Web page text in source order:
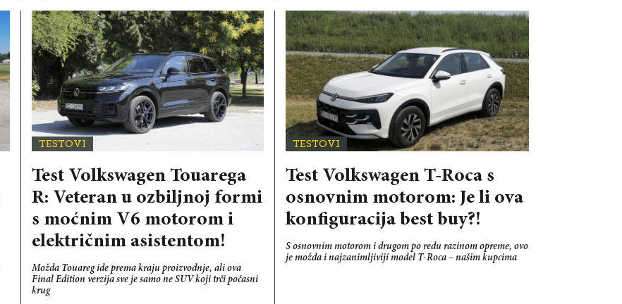
TESTOVI
Test Volkswagen Touarega
R: Veteran u ozbiljnoj formi
s moćnim V6 motorom i
električnim asistentom!
Možda Touareg ide prema kraju proizvodnje, ali ova
Final Edition verzija sve je samo ne SUV koji trči počasni
krug
TESTOVI
Test Volkswagen T-Roca s
osnovnim motorom: Je li ova
konfiguracija best buy?!
S osnovnim motorom i drugom po redu razinom opreme, ovo
je možda i najzanimljiviji model T-Roca – našim kupcima